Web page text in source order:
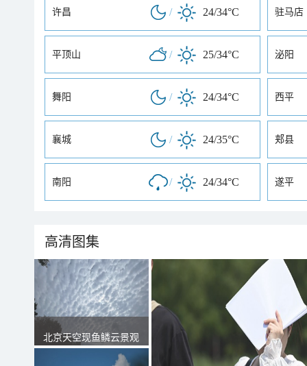
许昌 / 24/34°C 驻马店
平顶山 / 25/34°C 泌阳
舞阳 / 24/34°C 西平
襄城 / 24/35°C 郏县
南阳 / 24/34°C 遂平
高清图集
北京天空现鱼鳞云景观